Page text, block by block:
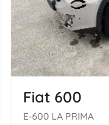
Fiat 600
E-600 LA PRIMA